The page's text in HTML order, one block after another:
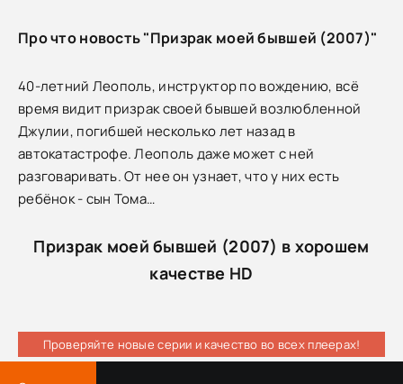
Про что новость "Призрак моей бывшей (2007)"
40-летний Леополь, инструктор по вождению, всё
время видит призрак своей бывшей возлюбленной
Джулии, погибшей несколько лет назад в
автокатастрофе. Леополь даже может с ней
разговаривать. От нее он узнает, что у них есть
ребёнок - сын Тома…
Призрак моей бывшей (2007) в хорошем
качестве HD
Проверяйте новые серии и качество во всех плеерах!